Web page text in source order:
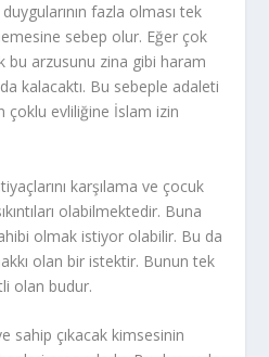
fazla olması tek
sebep olur. Eğer çok
bu arzusunu zina gibi haram
kalacaktı. Bu sebeple adaleti
çoklu evliliğine İslam izin
karşılama ve çocuk
olabilmektedir. Buna
olmak istiyor olabilir. Bu da
olan bir istektir. Bunun tek
olan budur.
sahip çıkacak kimsesinin